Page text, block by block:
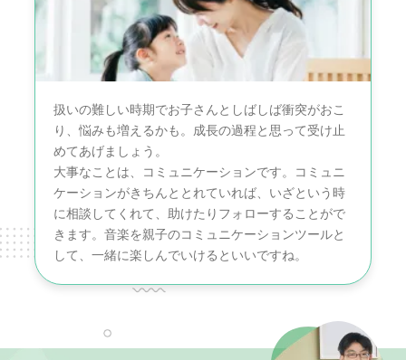
扱いの難しい時期でお子さんとしばしば衝突がおこ
り、悩みも増えるかも。成長の過程と思って受け止
めてあげましょう。
大事なことは、コミュニケーションです。コミュニ
ケーションがきちんととれていれば、いざという時
に相談してくれて、助けたりフォローすることがで
きます。音楽を親子のコミュニケーションツールと
して、一緒に楽しんでいけるといいですね。